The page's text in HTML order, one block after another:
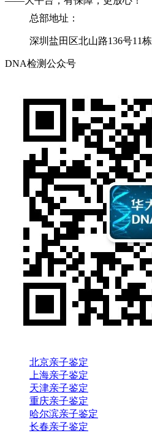
总部地址：
深圳盐田区北山路136号11栋
DNA检测公众号
北京亲子鉴定
上海亲子鉴定
天津亲子鉴定
重庆亲子鉴定
哈尔滨亲子鉴定
长春亲子鉴定